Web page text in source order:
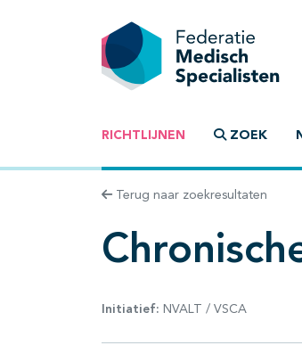
RICHTLIJNEN ZOEK
Terug naar zoekresultaten
Initiatief: NVALT / VSCA